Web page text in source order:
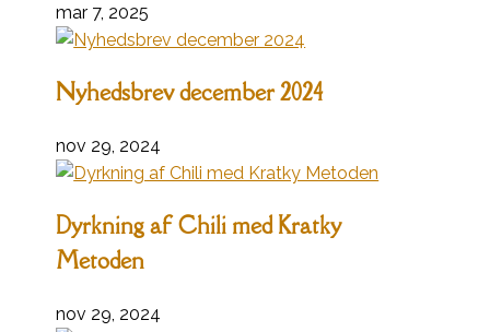
mar 7, 2025
Nyhedsbrev december 2024
nov 29, 2024
Dyrkning af Chili med Kratky
Metoden
nov 29, 2024